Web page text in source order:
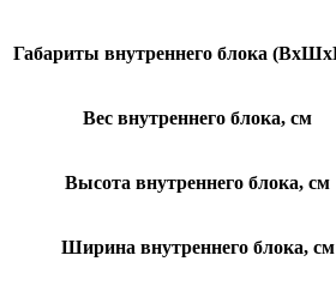
Габариты внутреннего блока
Вес внутреннего блока, см
Высота внутреннего блока, см
Ширина внутреннего блока, см